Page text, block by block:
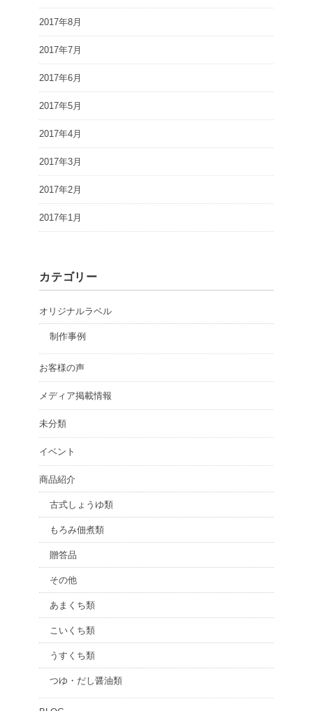
2017年8月
2017年7月
2017年6月
2017年5月
2017年4月
2017年3月
2017年2月
2017年1月
カテゴリー
オリジナルラベル
制作事例
お客様の声
メディア掲載情報
未分類
イベント
商品紹介
古式しょうゆ類
もろみ佃煮類
贈答品
その他
あまくち類
こいくち類
うすくち類
つゆ・だし醤油類